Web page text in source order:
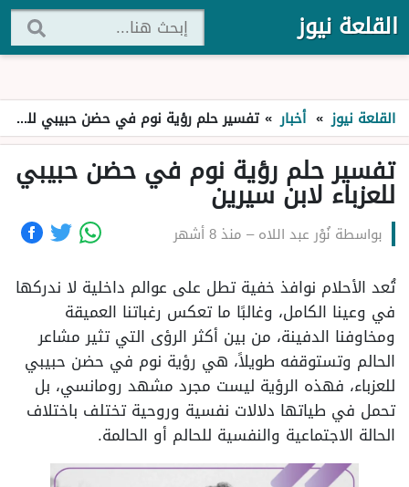
القلعة نيوز
القلعة نيوز » أخبار » تفسير حلم رؤية نوم في حضن حبيبي للعزباء لابن سيرين
تفسير حلم رؤية نوم في حضن حبيبي
للعزباء لابن سيرين
بواسطة نُوْر عبد اللاه– منذ 8 أشهر
تُعد الأحلام نوافذ خفية تطل على عوالم داخلية لا ندركها
في وعينا الكامل، وغالبًا ما تعكس رغباتنا العميقة
ومخاوفنا الدفينة، من بين أكثر الرؤى التي تثير مشاعر
الحالم وتستوقفه طويلاً، هي رؤية نوم في حضن حبيبي
للعزباء، فهذه الرؤية ليست مجرد مشهد رومانسي، بل
تحمل في طياتها دلالات نفسية وروحية تختلف باختلاف
الحالة الاجتماعية والنفسية للحالم أو الحالمة.